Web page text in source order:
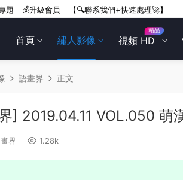
首頁 繡人影像 視頻 HD
精品
題 💰升級會員 【🔍聯系我們+快速處理🚀】
語畫界 正文
] 2019.04.11 VOL.050 萌
界 1.28k